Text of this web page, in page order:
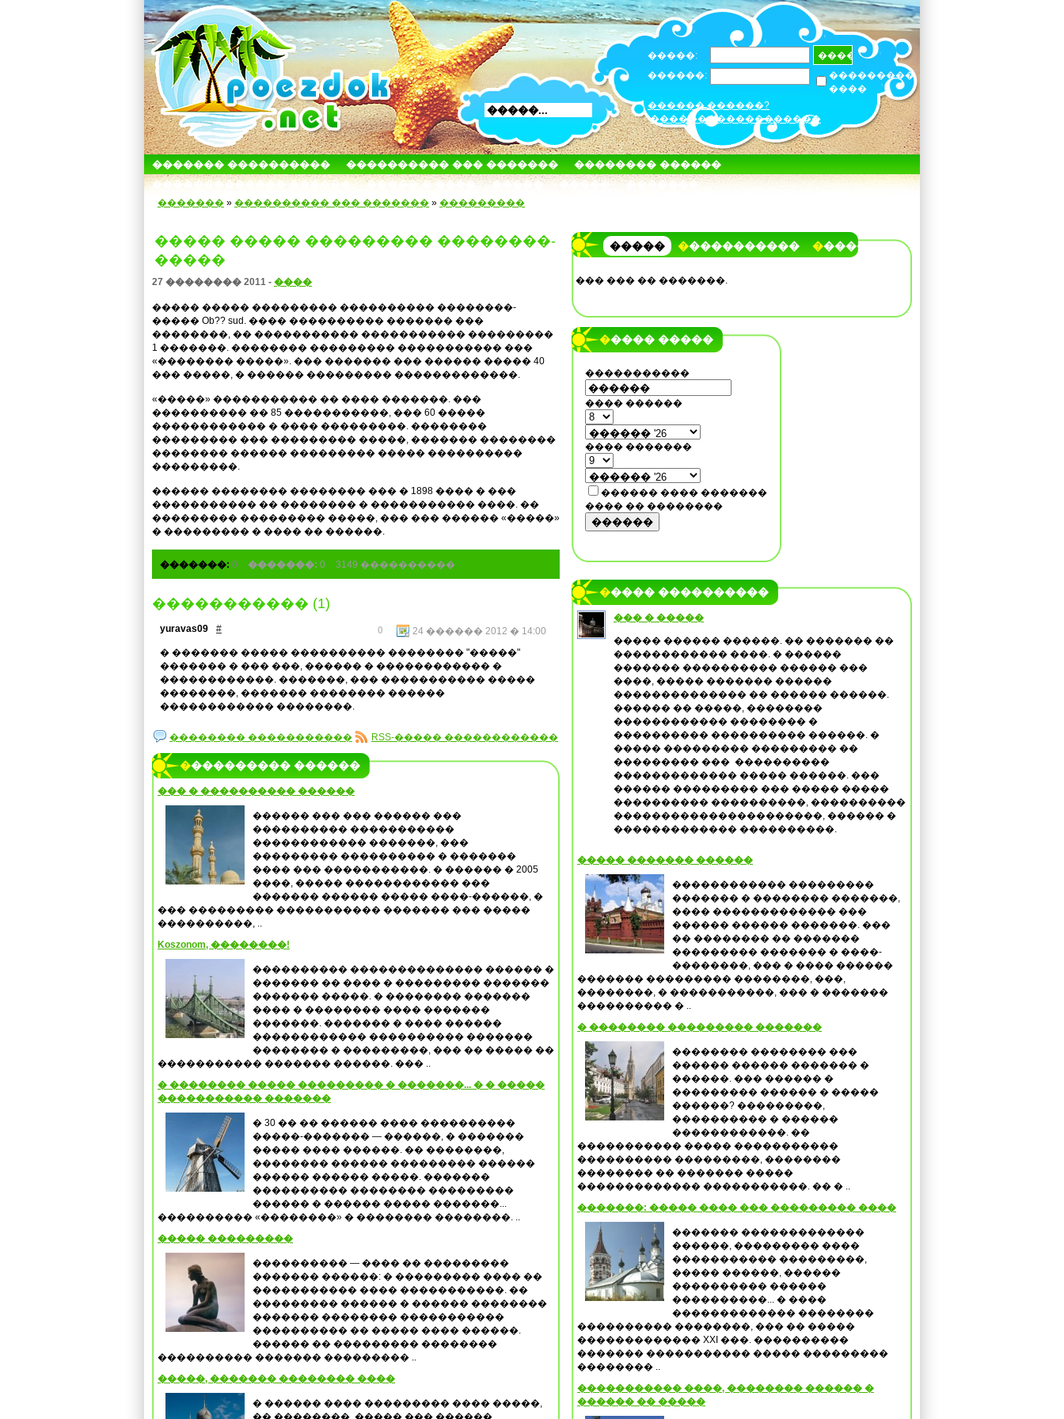
�����:
������:
���������
����
������ ������?
������������������
������� ���������� ���������� ��� �������
�������� ������
������������� ������
����� � ���� ����� ����� �������
������� » ���������� ��� ������� » ���������
����� ����� ��������� ��������-
�����
27 �������� 2011 - ����
����� ����� ��������� ���������� ��������-
����� Ob?? sud. ���� ���������� ������� ���
��������, �� ����������� ����������� ���������
1 �������. �������� ��������� ����������� ���
«�������� �����». ��� ������� ��� ������ ����� 40
��� �����, � ������ ��������� �������������.
«�����» ����������� �� ���� �������. ���
���������� �� 85 �����������, ��� 60 �����
������������ � ���� ���������. ��������
��������� ��� ��������� �����, ������� ��������
�������� ������ ��������� ����� ����������
���������.
������ �������� �������� ��� � 1898 ���� � ���
����������� �� �������� � ����������� ����. ��
��������� ��������� �����, ��� ��� ������ «�����»
� ��������� � ���� �� ������.
�������: 0 �������: 0 3149 ����������
����������� (1)
yuravas09 # 24 ������ 2012 � 14:00
0
� ������� ����� ���������� �������� "�����"
������� � ��� ���, ������ � ������������ �
������������. �������, ��� ����������� �����
��������, ������� �������� ������
������������ ��������.
�������� ����������� RSS-����� ������������
���������� ������
��� � ���������� ������
������ ��� ��� ������ ���
���������� �����������
������������ �������, ���
��������� ���������� � �������
���� ��� �����������. � ������ � 2005
����, ����� ������������ ���
������� ������ ����� ����-������, �
��� ��������� ����������� ������� ��� �����
����������, ..
Koszonom, ��������!
���������� �������������� ������ �
������� �� ���� � ��������� �������
������� �����. � �������� �������
���� � �������� ���� �������
�������. ������� � ���� ������
������������ ���������� �������
�������� � ���������, ��� �� ����� ��
����������� ������� ������. ��� ..
� �������� ����� ��������� � �������... � � �����
����������� �������
� 30 �� �� ������ ���� ����������
�����-������� — ������, � �������
����� ���� ������. �� ��������,
�������� ������ ��������� ������
������ ������ �����. �������
���������� �������� ���������
������ � ������ ����� �������...
���������� «��������» � �������� ��������. ..
����� ���������
���������� — ���� �� ���������
������� ������: � ��������� ���� ��
����������� ���� �����������. ��
��������� ������ � ������ ��������
������� �������� �����������
���������� �� ����� ���� ������.
������ �� ��������� ��������
���������� ������� ��������� ..
�����, ������� �������� ����
� ������ ���� ��������� ���� �����,
�� ��������, ����� ��� ������
����� ����������� �����
��� ��� �� �������.
����� �����
�����������
���� ������
���� �������
������ ���� �������
���� �� ��������
������
����� ����������
��� � �����
����� ������ ������. �� ������� ��
������������ ����. � ������
������� ���������� ������ ���
����, ����� ������� ������
�������������� �� ������ ������.
������ �� �����, ��������
������������ �������� �
���������� ���������� ������. �
����� ��������� ��������� ��
��������� ��� ����������
������������� ����� ������. ���
������ ��������� ��� ����� �����
���������� ����������, ����������
����������������������, ������ �
������������� ����������.
����� ������� ������
������������ ���������
������� � �������� �������,
���� ������������� ���
������ ������ �������. ���
�� �������� �� �������
��������� ������� � ����-
��������, ��� � ���� ������
������� ��������� ��������, ���,
��������, � �����������, ��� � �������
���������� � ..
� �������� ��������� �������
�������� �������� ���
������ ������ ������� �
������. ��� ������ �
��������� ������ � �����
������? ���������,
���������� � ������
������������. ��
����������� ����� �����������
���������� ���������, ��������
�������� �� ������� �����
������������� �����������. �� � ..
�������: ����� ���� ��� ��������� ����
������� �������������
������, ��������� ����
����������� ���������,
����� ������, ������
���������� ������
����������... � ����
������������� ��������
���������� ��������, ��� �� �����
������������� XXI ���. ����������
������� ����������� ����� ���������
�������� ..
����������� ����, �������� ������ �
������ �� �����